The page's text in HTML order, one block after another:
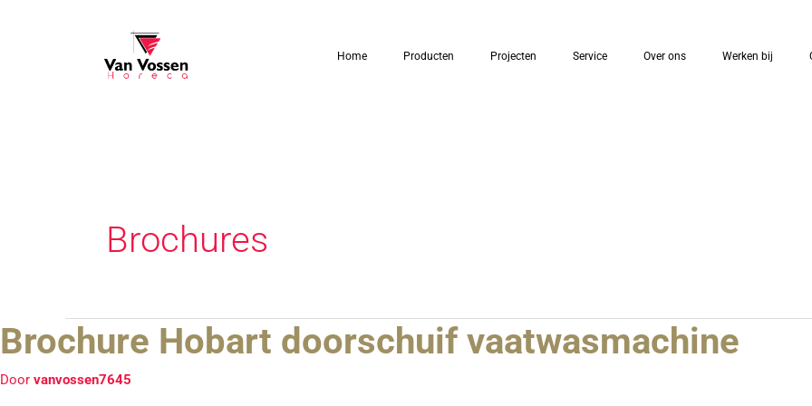
Home Producten Projecten Service Over ons Werken bij
Brochures
Brochure Hobart doorschuif vaatwasmachine
Door vanvossen7645
Brochure
Hobart
doorschuif